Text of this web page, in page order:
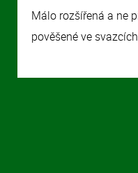
Málo rozšířená a ne
pověšené ve